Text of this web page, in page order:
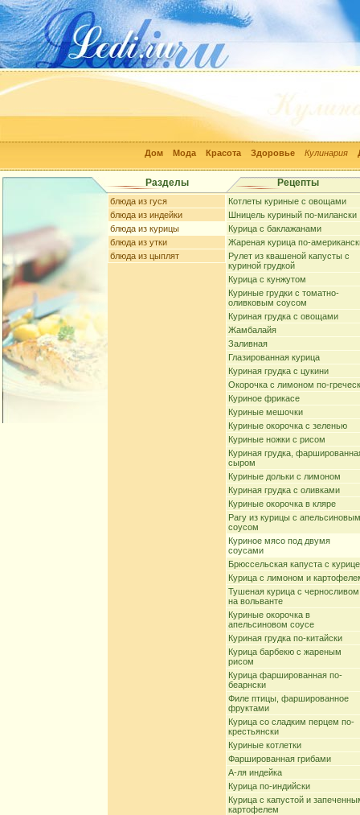
Дом Мода Красота Здоровье Кулинария
Разделы Рецепты
блюда из гуся
блюда из индейки
блюда из курицы
блюда из утки
блюда из цыплят
Котлеты куриные с овощами
Шницель куриный по-милански
Курица с баклажанами
Жареная курица по-
Рулет из квашеной капусты с
куриной грудкой
Курица с кунжутом
Куриные грудки с томатно-
оливковым соусом
Куриная грудка с овощами
Жамбалайя
Заливная
Глазированная курица
Куриная грудка с цукини
Окорочка с лимоном по-
Куриное фрикасе
Куриные мешочки
Куриные окорочка с зеленью
Куриные ножки с рисом
Куриная грудка,
сыром
Куриные дольки с лимоном
Куриная грудка с оливками
Куриные окорочка в кляре
Рагу из курицы с апельсиновым
соусом
Куриное мясо под двумя
соусами
Брюссельская капуста с
Курица с лимоном и
Тушеная курица с черносливом
на вольванте
Куриные окорочка в
апельсиновом соусе
Куриная грудка по-китайски
Курица барбекю с жареным
рисом
Курица фаршированная по-
беарнски
Филе птицы, фаршированное
фруктами
Курица со сладким перцем по-
крестьянски
Куриные котлетки
Фаршированная грибами
А-ля индейка
Курица по-индийски
Курица с капустой и
картофелем